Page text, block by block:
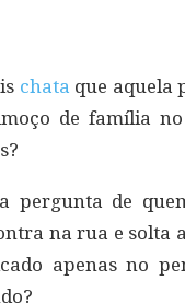
chata que aquela
de família
pergunta de
na rua e solta
apenas no